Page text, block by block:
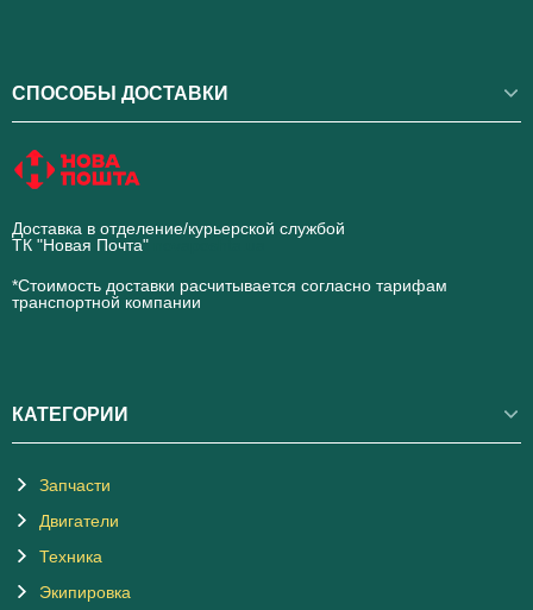
СПОСОБЫ ДОСТАВКИ
Доставка в отделение/курьерской службой
ТК "Новая Почта"
*Стоимость доставки расчитывается согласно тарифам
транспортной компании
КАТЕГОРИИ
Запчасти
Двигатели
Техника
Экипировка